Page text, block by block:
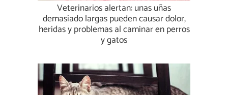
Veterinarios alertan: unas uñas
demasiado largas pueden causar dolor,
heridas y problemas al caminar en perros
y gatos